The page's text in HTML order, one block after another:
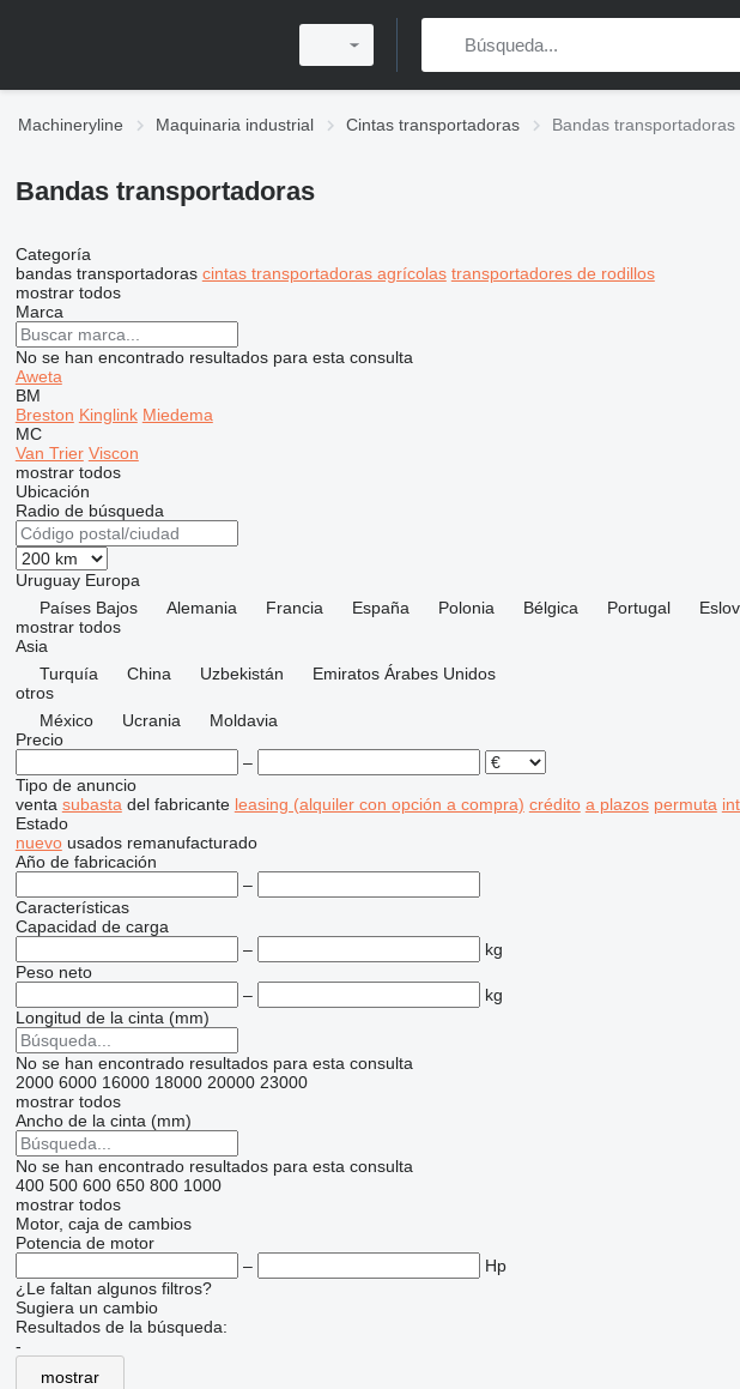
Machineryline Maquinaria industrial Cintas transportadoras Bandas transportadoras
Bandas transportadoras
Categoría
bandas transportadoras cintas transportadoras agrícolas transportadores de rodillos
mostrar todos
Marca
No se han encontrado resultados para esta consulta
Aweta
BM
Breston Kinglink Miedema
MC
Van Trier Viscon
mostrar todos
Ubicación
Radio de búsqueda
Uruguay Europa
Países Bajos
Alemania Francia España Polonia Bélgica Portugal
mostrar todos
Asia
Turquía
China Uzbekistán
Emiratos Árabes Unidos
otros
México
Ucrania
Moldavia
Precio
–
Tipo de anuncio
venta subasta del fabricante leasing (alquiler con opción a compra) crédito a plazos permuta
Estado
nuevo usados remanufacturado
Año de fabricación
–
Características
Capacidad de carga
–
kg
Peso neto
–
kg
Longitud de la cinta (mm)
No se han encontrado resultados para esta consulta
2000 6000 16000 18000 20000 23000
mostrar todos
Ancho de la cinta (mm)
No se han encontrado resultados para esta consulta
400 500 600 650 800 1000
mostrar todos
Motor, caja de cambios
Potencia de motor
–
Hp
¿Le faltan algunos filtros?
Sugiera un cambio
Resultados de la búsqueda:
-
mostrar